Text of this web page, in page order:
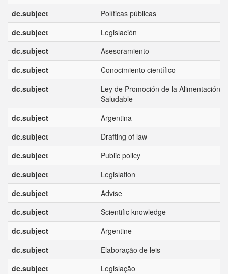
dc.subject
Políticas públicas
dc.subject
Legislación
dc.subject
Asesoramiento
dc.subject
Conocimiento científico
dc.subject
Ley de Promoción de la Alimentación
Saludable
dc.subject
Argentina
dc.subject
Drafting of law
dc.subject
Public policy
dc.subject
Legislation
dc.subject
Advise
dc.subject
Scientific knowledge
dc.subject
Argentine
dc.subject
Elaboração de leis
dc.subject
Legislação